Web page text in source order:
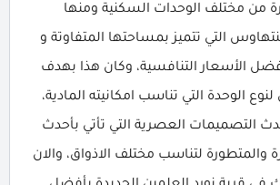
من مختلف الوحدات السكنية ومنها
التي تتميز بمساحتها المتفاوتة و
الأسعار التنافسية، وكان هذا بهدف
الوحدة التي تناسب امكانيته المادية،
التصميمات العصرية التي تأتي بأحدث
والمتطورة لتناسب مختلف الاذواق، والان